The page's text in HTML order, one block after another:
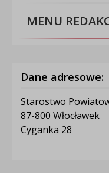
MENU
Dane adresowe:
Starostwo
87-800 Włocławek
Cyganka 28